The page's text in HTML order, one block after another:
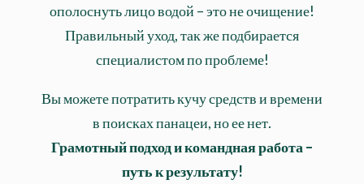
ополоснуть лицо водой – это не очищение!
Правильный уход, так же подбирается
специалистом по проблеме!
Вы можете потратить кучу средств и времени
в поисках панацеи, но ее нет.
Грамотный подход и командная работа –
путь к результату!